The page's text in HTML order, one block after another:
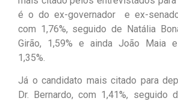
é o do ex-governador e ex-
com 1,76%, seguido de Natália
Girão, 1,59% e ainda João Maia
1,35%.
Já o candidato mais citado para
Dr. Bernardo, com 1,41%, seguido